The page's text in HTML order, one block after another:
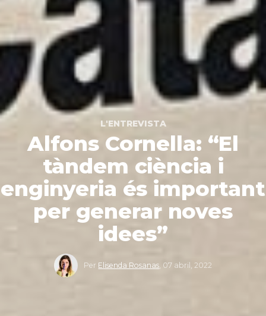
L'ENTREVISTA
Alfons Cornella: “El
tàndem ciència i
enginyeria és important
per generar noves
idees”
Per Elisenda Rosanas 07 abril, 2022